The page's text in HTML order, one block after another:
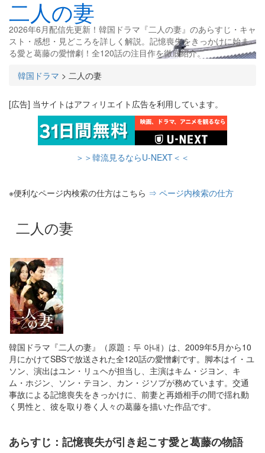
二人の妻
2026年6月配信先更新！韓国ドラマ『二人の妻』のあらすじ・キャ
スト・感想・見どころを詳しく解説。記憶喪失をきっかけに始ま
る愛と葛藤の愛憎劇！全120話の注目作を徹底紹介。
韓国ドラマ > 二人の妻
[広告] 当サイトはアフィリエイト広告を利用しています。
＞＞韓流見るならU-NEXT＜＜
※便利なページ内検索の仕方はこちら ⇒ ページ内検索の仕方
二人の妻
韓国ドラマ『二人の妻』（原題：두 아내）は、2009年5月から10
月にかけてSBSで放送された全120話の愛憎劇です。脚本はイ・ユ
ソン、演出はユン・リュヘが担当し、主演はキム・ジヨン、キ
ム・ホジン、ソン・テヨン、カン・ジソプが務めています。交通
事故による記憶喪失をきっかけに、前妻と再婚相手の間で揺れ動
く男性と、彼を取り巻く人々の葛藤を描いた作品です。
あらすじ：記憶喪失が引き起こす愛と葛藤の物語